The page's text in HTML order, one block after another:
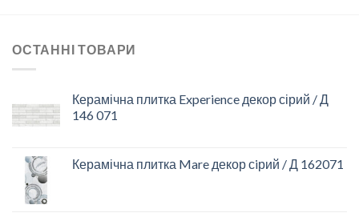
ОСТАННІ ТОВАРИ
Керамічна плитка Experience декор сірий / Д
146 071
Керамічна плитка Mare декор сiрий / Д 162071